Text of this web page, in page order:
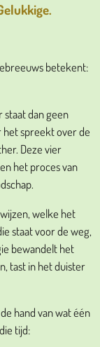
betekent:
staat dan geen
het spreekt over de
Deze vier
het proces van
welke het
staat voor de weg,
bewandelt het
tast in het duister
hand van wat één
tijd: